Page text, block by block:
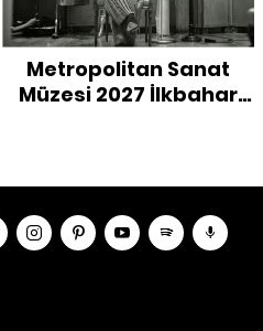
Metropolitan Sanat
Müzesi 2027 İlkbahar